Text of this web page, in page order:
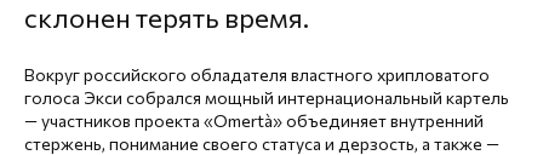
склонен терять время.
Вокруг российского обладателя властного хрипловатого
голоса Экси собрался мощный интернациональный картель
— участников проекта «Omertà» объединяет внутренний
стержень, понимание своего статуса и дерзость, а также —